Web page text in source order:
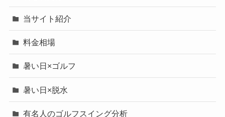
当サイト紹介
料金相場
暑い日×ゴルフ
暑い日×脱水
有名人のゴルフスイング分析